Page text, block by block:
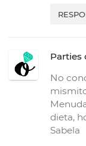
Parties
No
dieta,
Sabela